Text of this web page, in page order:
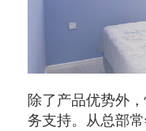
除了产品优势外
务支持。从总部